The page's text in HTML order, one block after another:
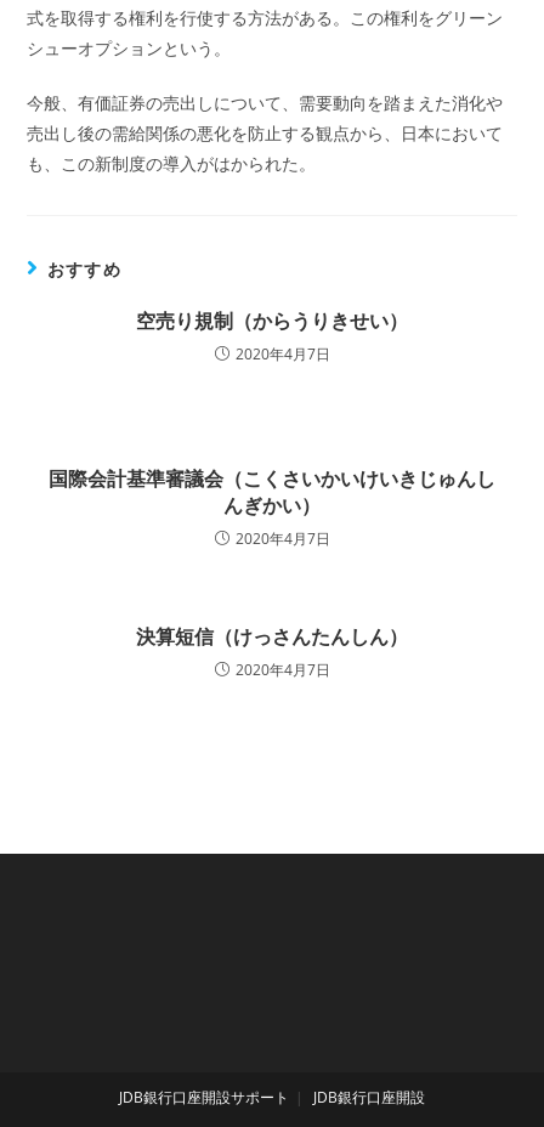
式を取得する権利を行使する方法がある。この権利をグリーン
シューオプションという。
今般、有価証券の売出しについて、需要動向を踏まえた消化や
売出し後の需給関係の悪化を防止する観点から、日本において
も、この新制度の導入がはかられた。
おすすめ
空売り規制（からうりきせい）
2020年4月7日
国際会計基準審議会（こくさいかいけいきじゅんし
んぎかい）
2020年4月7日
決算短信（けっさんたんしん）
2020年4月7日
JDB銀行口座開設サポート JDB銀行口座開設